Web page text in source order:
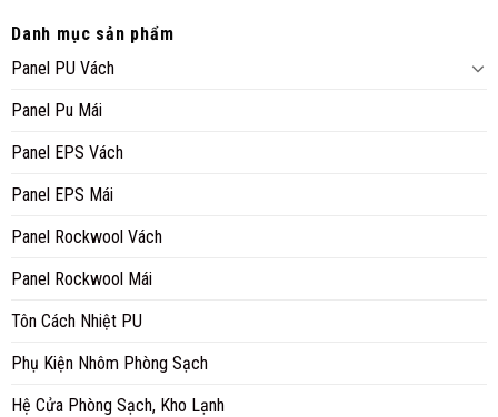
Danh mục sản phẩm
Panel PU Vách
Panel Pu Mái
Panel EPS Vách
Panel EPS Mái
Panel Rockwool Vách
Panel Rockwool Mái
Tôn Cách Nhiệt PU
Phụ Kiện Nhôm Phòng Sạch
Hệ Cửa Phòng Sạch, Kho Lạnh